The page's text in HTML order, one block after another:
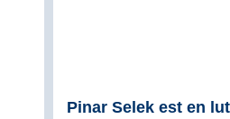
Pinar Selek est en